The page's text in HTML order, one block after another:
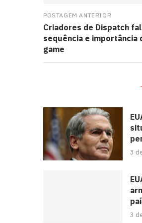
POSTAGEM ANTERIOR
Criadores de Dispatch
sequência e importância
game
3
3